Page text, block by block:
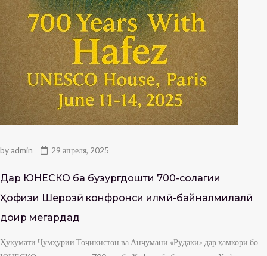
byadmin 29 апреля, 2025
Дар ЮНЕСКО ба бузургдошти 700-солагии
Ҳофизи Шерозӣ конфронси илмӣ-байналмилалӣ
доир мегардад
Ҳукумати Ҷумҳурии Тоҷикистон ва Анҷумани «Рӯдакӣ» дар ҳамкорӣ бо